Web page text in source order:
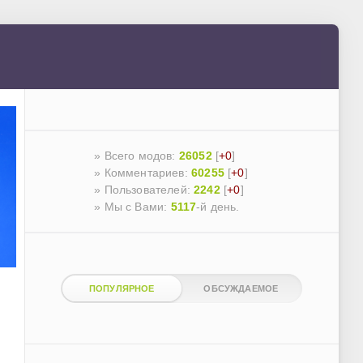
» Всего модов: 26052[+0]
» Комментариев: 60255[+0]
» Пользователей:2242[+0]
» Мы с Вами: 5117-й день.
ПОПУЛЯРНОЕ ОБСУЖДАЕМОЕ